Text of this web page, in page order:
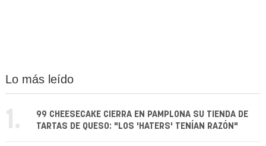
Lo más leído
1.
99 CHEESECAKE CIERRA EN PAMPLONA SU TIENDA DE
TARTAS DE QUESO: "LOS 'HATERS' TENÍAN RAZÓN"